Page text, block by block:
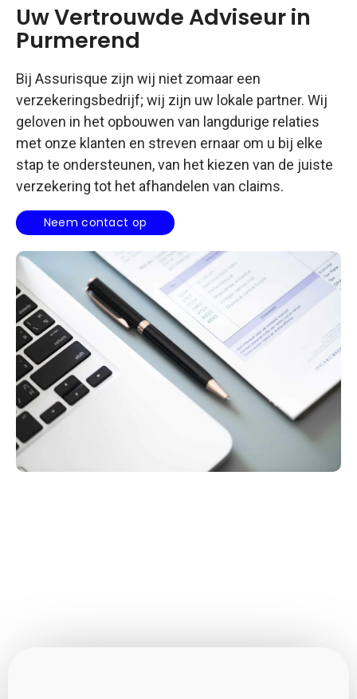
Uw Vertrouwde Adviseur in
Purmerend
Bij Assurisque zijn wij niet zomaar een
verzekeringsbedrijf; wij zijn uw lokale partner. Wij
geloven in het opbouwen van langdurige relaties
met onze klanten en streven ernaar om u bij elke
stap te ondersteunen, van het kiezen van de juiste
verzekering tot het afhandelen van claims.
Neem contact op